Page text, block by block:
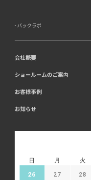
バックラボ
会社概要
ショールームのご案内
お客様事例
お知らせ
日 月 火
26 27 28